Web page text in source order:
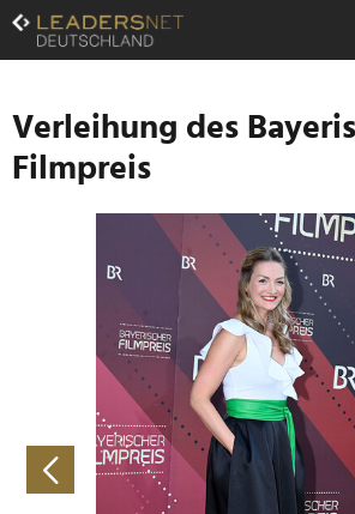
Zum
Inhalt
Zur
Navigation
Zur
Hauptnavigation
Verleihung des
Filmpreis